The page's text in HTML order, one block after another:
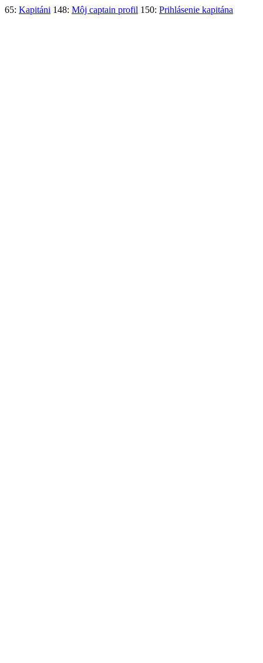
65: Kapitáni 148: Môj captain profil 150: Prihlásenie kapitána